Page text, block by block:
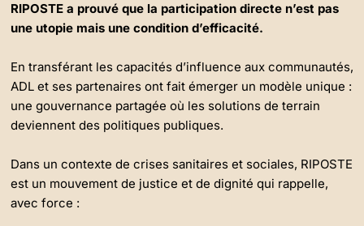
RIPOSTE a prouvé que la participation directe n’est pas
une utopie mais une condition d’efficacité.
En transférant les capacités d’influence aux communautés,
ADL et ses partenaires ont fait émerger un modèle unique :
une gouvernance partagée où les solutions de terrain
deviennent des politiques publiques.
Dans un contexte de crises sanitaires et sociales, RIPOSTE
est un mouvement de justice et de dignité qui rappelle,
avec force :